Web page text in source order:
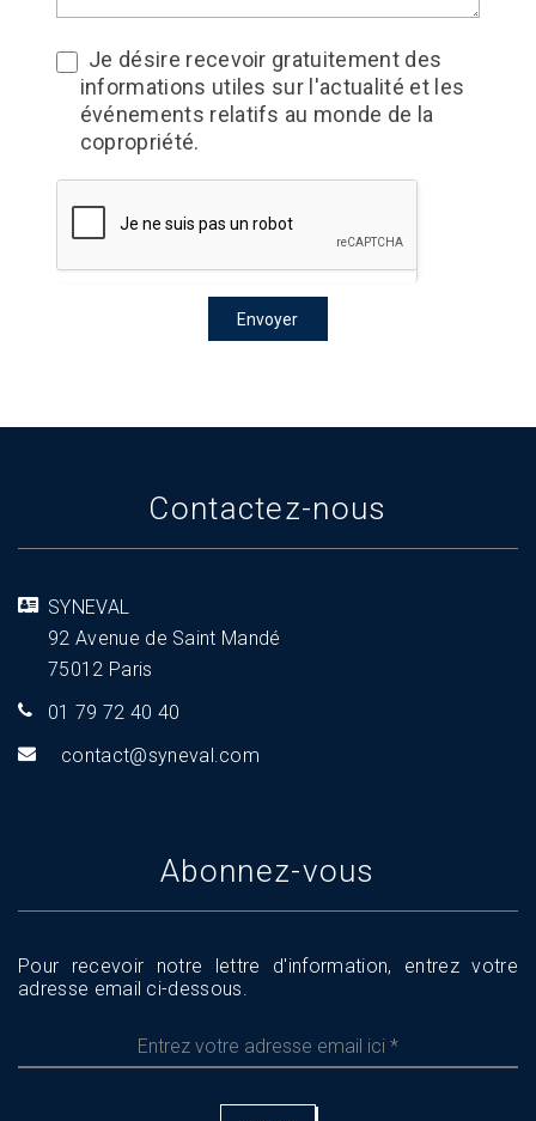
Je désire recevoir gratuitement des
informations utiles sur l'actualité et les
événements relatifs au monde de la
copropriété.
Envoyer
Contactez-nous
SYNEVAL
92 Avenue de Saint Mandé
75012 Paris
01 79 72 40 40
moc.l
aveny
s@tca
tnoc
Abonnez-vous
Pour recevoir notre lettre d'information, entrez votre
adresse email ci-dessous.
votre